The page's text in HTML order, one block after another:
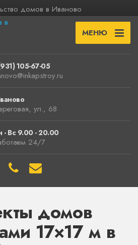
домов в Иваново
МЕНЮ
105-67-05
ул., 68
- Вс 9.00 - 20.00
24/7
домов
17×17 м в